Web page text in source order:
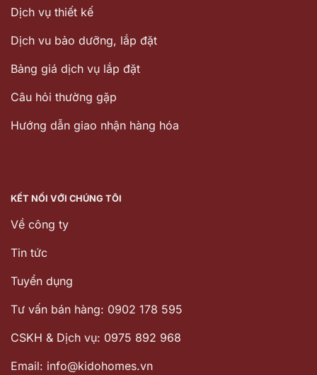
Dịch vụ thiết kế
Dịch vu bảo dưỡng, lắp đặt
Bảng giá dịch vụ lắp đặt
Câu hỏi thường gặp
Hướng dẫn giao nhận hàng hóa
KẾT NỐI VỚI CHÚNG TÔI
Về công ty
Tin tức
Tuyển dụng
Tư vấn bán hàng: 0902 178 595
CSKH & Dịch vụ: 0975 892 968
Email: info@kidohomes.vn